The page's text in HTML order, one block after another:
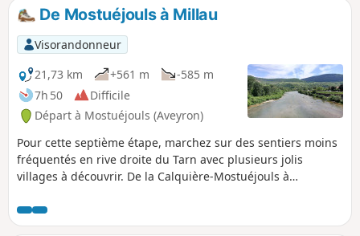
De Mostuéjouls à Millau
Visorandonneur
21,73 km
+561 m
-585 m
7h 50
Difficile
Départ à Mostuéjouls (Aveyron)
Pour cette septième étape, marchez sur des sentiers moins
fréquentés en rive droite du Tarn avec plusieurs jolis
villages à découvrir. De la Calquière-Mostuéjouls à
traverse le Tarn à Paulhe pour le côtoyer en rive gauche
jusqu'à Millau.